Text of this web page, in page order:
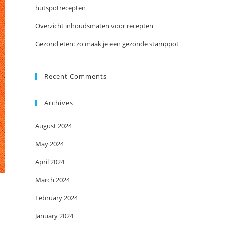
hutspotrecepten
Overzicht inhoudsmaten voor recepten
Gezond eten: zo maak je een gezonde stamppot
Recent Comments
Archives
August 2024
May 2024
April 2024
March 2024
February 2024
January 2024